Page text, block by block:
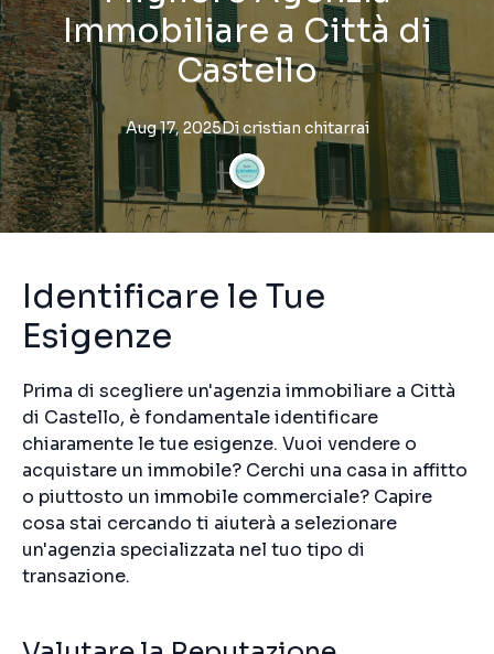
Immobiliare a Città di
Castello
Aug 17, 2025Dicristian chitarrai
Identificare le Tue
Esigenze
Prima di scegliere un'agenzia immobiliare a Città
di Castello, è fondamentale identificare
chiaramente le tue esigenze. Vuoi vendere o
acquistare un immobile? Cerchi una casa in affitto
o piuttosto un immobile commerciale? Capire
cosa stai cercando ti aiuterà a selezionare
un'agenzia specializzata nel tuo tipo di
transazione.